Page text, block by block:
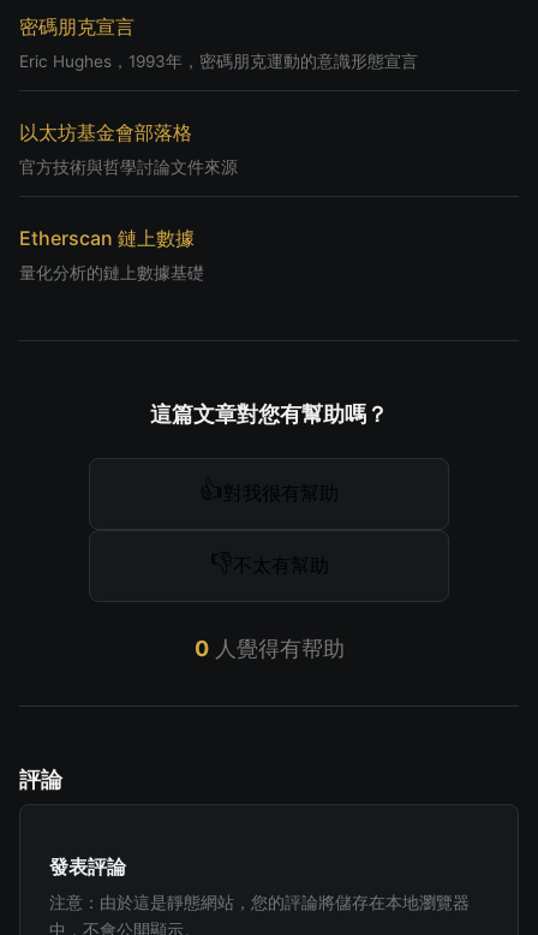
密碼朋克宣言
Eric Hughes，1993年，密碼朋克運動的意識形態宣言
以太坊基金會部落格
官方技術與哲學討論文件來源
Etherscan 鏈上數據
量化分析的鏈上數據基礎
這篇文章對您有幫助嗎？
👍對我很有幫助
👎 不太有幫助
0人覺得有帮助
評論
發表評論
注意：由於這是靜態網站，您的評論將儲存在本地瀏覽器
中，不會公開顯示。